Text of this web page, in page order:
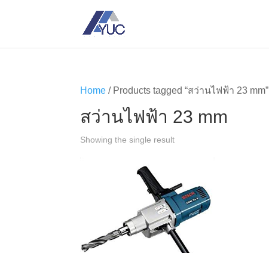
Home / Products tagged “สว่านไฟฟ้า 23 mm”
สว่านไฟฟ้า 23 mm
Showing the single result